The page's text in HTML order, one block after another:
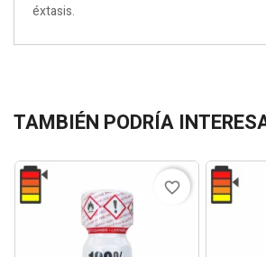
éxtasis.
TAMBIÉN PODRÍA
favorite_border